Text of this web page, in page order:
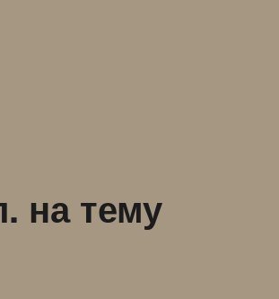
на тему